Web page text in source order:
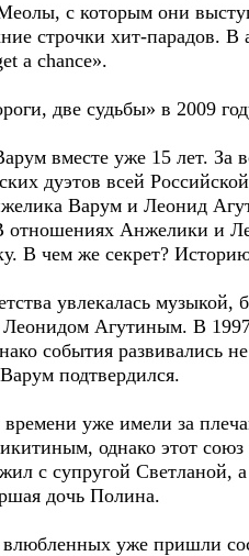
с которым они
строчки хит-парадов.
a chance».
две судьбы» в 2009
вместе уже 15 лет. За
дуэтов всей
Варум и Леонид
Анжелики и
В чем же секрет?
увлекалась музыкой,
Агутиным. В 1997
события развивались
подтвердился.
уже имели за
однако этот
с супругой Светланой,
дочь Полина.
уже пришли